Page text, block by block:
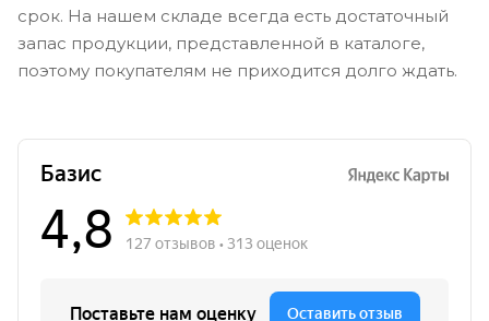
срок. На нашем складе всегда есть достаточный
запас продукции, представленной в каталоге,
поэтому покупателям не приходится долго ждать.